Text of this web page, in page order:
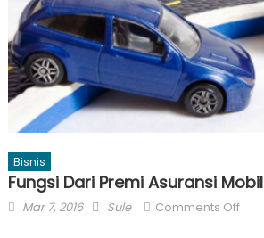
Bisnis
Fungsi Dari Premi Asuransi Mobil
Posted
Mar 7, 2016 Author
Sule Comments Offon